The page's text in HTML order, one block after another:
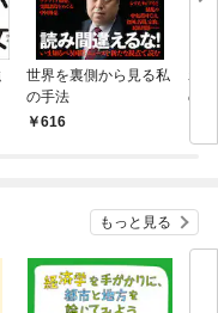
世界を裏側から見る私
の手法
616
わ
の？
もっと見る